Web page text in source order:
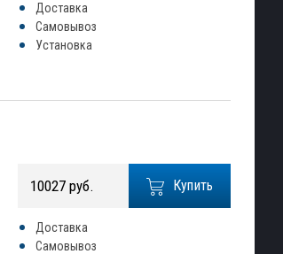
Доставка
Самовывоз
Установка
Купить
10027 руб.
Доставка
Самовывоз